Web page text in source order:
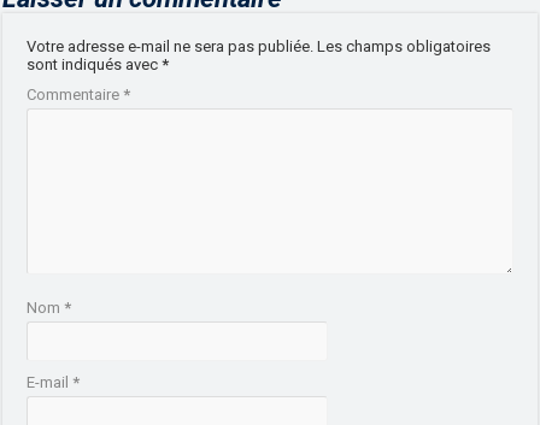
Votre adresse e-mail ne sera pas publiée. Les champs obligatoires
sont indiqués avec*
Commentaire*
Nom*
E-mail*